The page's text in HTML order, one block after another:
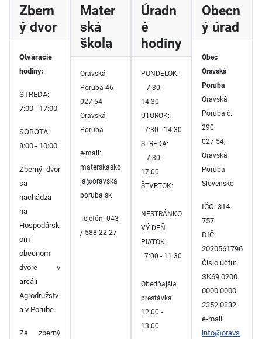
Zbern
ý dvor
Otváracie
hodiny:
STREDA:
7:00 - 17:00
SOBOTA:
8:00 - 10:00
Zberný dvor
sa
nachádza
na
Hospodársk
om
obecnom
dvore v
areáli
Agrodružstv
a v Porube.
Za zberný
Mater
ská
škola
Oravská
Poruba 46
027 54
Oravská
Poruba
e-mail:
materskasko
la@oravska
poruba.sk
Telefón: 043
/ 588 22 27
Úradn
é
hodiny
PONDELOK:
7:30 -
14:30
UTOROK:
7:30 - 14:30
STREDA:
7:30 -
17:00
ŠTVRTOK:
NESTRÁNKO
VÝ DEŇ
PIATOK:
7:00 - 11:30
Obedňajšia
prestávka:
12:00 -
13:00
Obecn
ý úrad
Obec
Oravská
Poruba
Oravská
Poruba č.
290
027 54,
Oravská
Poruba
Slovensko
IČO: 314
757
DIČ:
2020561796
Číslo účtu:
SK69 0200
0000 0000
2352 0332
e-mail:
info@oravs